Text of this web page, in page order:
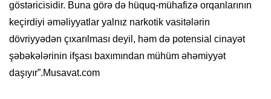
göstəricisidir. Buna görə də hüquq-mühafizə orqanlarının
keçirdiyi əməliyyatlar yalnız narkotik vasitələrin
dövriyyədən çıxarılması deyil, həm də potensial cinayət
şəbəkələrinin ifşası baxımından mühüm əhəmiyyət
daşıyır”.Musavat.com